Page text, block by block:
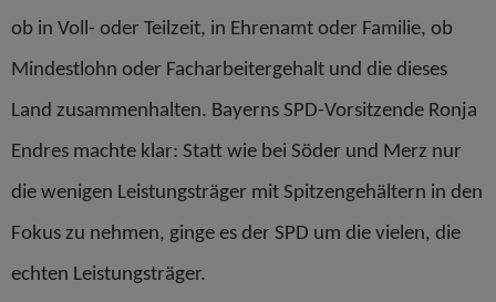
ob in Voll- oder Teilzeit, in Ehrenamt oder Familie, ob
Mindestlohn oder Facharbeitergehalt und die dieses
Land zusammenhalten. Bayerns SPD-Vorsitzende Ronja
Endres machte klar: Statt wie bei Söder und Merz nur
die wenigen Leistungsträger mit Spitzengehältern in den
Fokus zu nehmen, ginge es der SPD um die vielen, die
echten Leistungsträger.